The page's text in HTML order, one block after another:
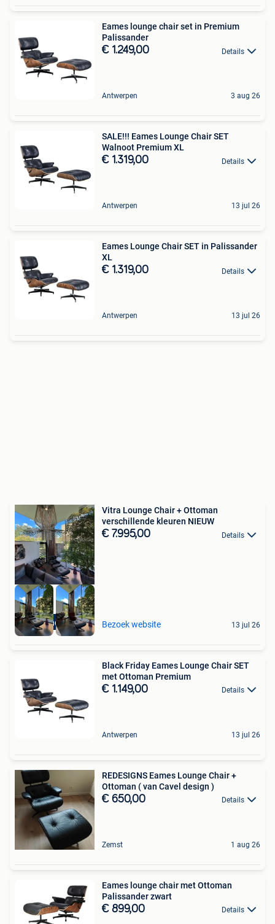
Eames lounge chair set in Premium
Palissander
€ 1.249,00 Details
Antwerpen 3 aug 26
SALE!!! Eames Lounge Chair SET
Walnoot Premium XL
€ 1.319,00 Details
Antwerpen 13 jul 26
Eames Lounge Chair SET in Palissander
XL
€ 1.319,00 Details
Antwerpen 13 jul 26
High-end Outlet
Vitra Lounge Chair + Ottoman
verschillende kleuren NIEUW
€ 7.995,00 Details
Bezoek website 13 jul 26
Black Friday Eames Lounge Chair SET
met Ottoman Premium
€ 1.149,00 Details
Antwerpen 13 jul 26
REDESIGNS Eames Lounge Chair +
Ottoman ( van Cavel design )
€ 650,00 Details
Zemst 1 aug 26
Eames lounge chair met Ottoman
Palissander zwart
€ 899,00 Details